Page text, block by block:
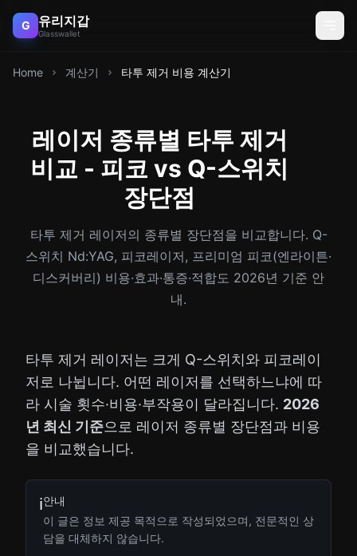
G 유리지갑
Glasswallet
Home 계산기 타투 제거 비용 계산기
레이저 종류별 타투 제거
비교 - 피코 vs Q-스위치
장단점
타투 제거 레이저의 종류별 장단점을 비교합니다. Q-
스위치 Nd:YAG, 피코레이저, 프리미엄 피코(엔라이튼·
디스커버리) 비용·효과·통증·적합도 2026년 기준 안
내.
타투 제거 레이저는 크게 Q-스위치와 피코레이
저로 나뉩니다. 어떤 레이저를 선택하느냐에 따
라 시술 횟수·비용·부작용이 달라집니다. 2026
년 최신 기준으로 레이저 종류별 장단점과 비용
을 비교했습니다.
ℹ️안내
이 글은 정보 제공 목적으로 작성되었으며, 전문적인 상
담을 대체하지 않습니다.